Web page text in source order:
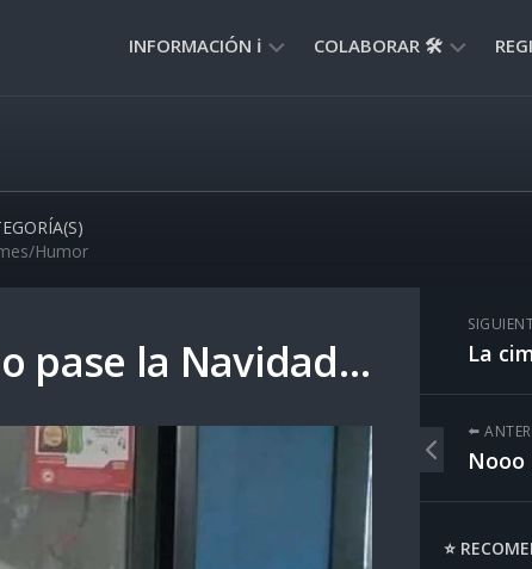
INFORMACIÓN ℹ️
NORMAS
COLABORAR 🛠️
Humor
pase la Navidad… La
⬅️
⭐